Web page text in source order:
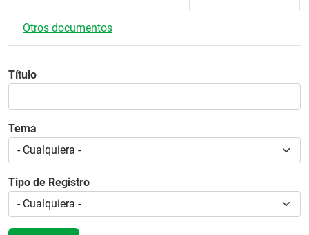
Otros documentos
Título
Tema
Tipo de Registro